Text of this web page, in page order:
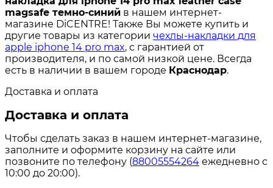
magsafe темно-синий в нашем интернет-
магазине DiCENTRE! Также Вы можете купить и
другие товары из категории чехлы-накладки для
apple iphone 14 pro max, с гарантией от
производителя, и по самой низкой цене. Всегда
есть в наличии в вашем городе Краснодар.
Доставка и оплата
Доставка и оплата
Чтобы сделать заказ в нашем интернет-магазине,
заполните и оформите корзину на сайте или
позвоните по телефону (88005554264 ежедневно с
10:00 до 20:00).